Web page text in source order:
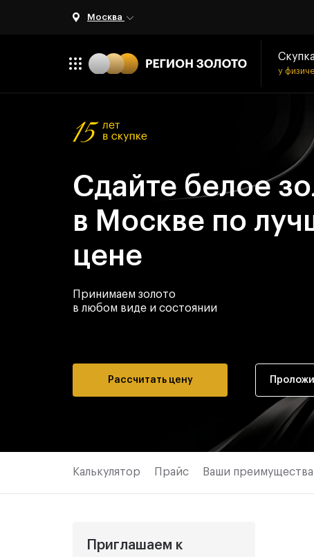
Москва
у
Сдайте белое
в Москве по
цене
Принимаем золото
в любом виде и состоянии
Рассчитать цену
Калькулятор Прайс Ваши преимущества
Приглашаем к